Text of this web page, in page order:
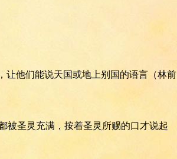
让他们能说天国或地上别国的语言（林前
被圣灵充满，按着圣灵所赐的口才说起